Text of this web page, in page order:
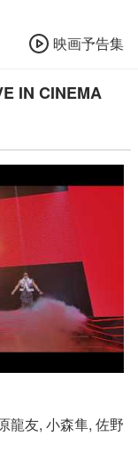
映画予告集
IN CINEMA
龍友, 小森隼, 佐野